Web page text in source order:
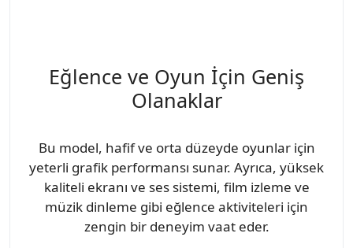
Eğlence ve Oyun İçin Geniş
Olanaklar
Bu model, hafif ve orta düzeyde oyunlar için
yeterli grafik performansı sunar. Ayrıca, yüksek
kaliteli ekranı ve ses sistemi, film izleme ve
müzik dinleme gibi eğlence aktiviteleri için
zengin bir deneyim vaat eder.